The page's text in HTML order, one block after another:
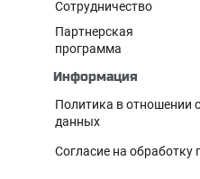
Сотрудничество
Партнерская
программа
Информация
Политика в отношении
данных
Согласие на